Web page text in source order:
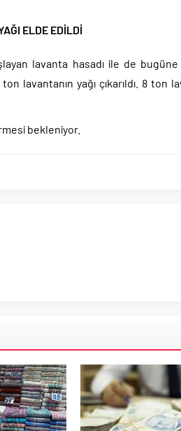
ELDE EDİLDİ
lavanta hasadı ile de
lavantanın yağı çıkarıldı. 8 ton
bekleniyor.